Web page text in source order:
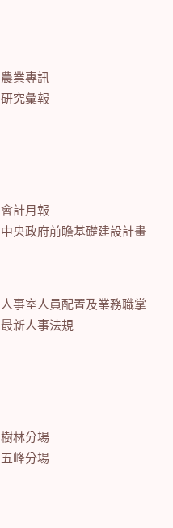
農業專訊
研究彙報
會計月報
中央政府前瞻基礎建設計畫特別預算會計月報
人事室人員配置及業務職掌
最新人事法規
樹林分場
五峰分場